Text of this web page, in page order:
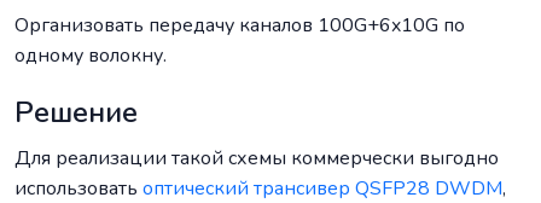
Организовать передачу каналов 100G+6x10G по
одному волокну.
Решение
Для реализации такой схемы коммерчески выгодно
использовать оптический трансивер QSFP28 DWDM,